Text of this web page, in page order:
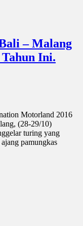
– Malang
Ini.
Motorland 2016
(28-29/10)
turing yang
pamungkas